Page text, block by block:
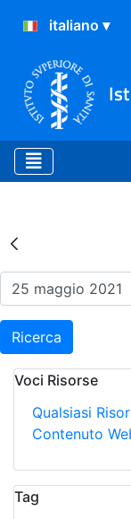
Ricerca
Voci Risorse
Qualsiasi
Contenuto
Tag